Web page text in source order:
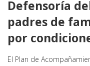
Defensoría
padres de
por
El Plan de